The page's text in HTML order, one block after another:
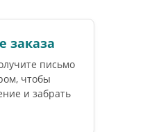
заказа
письмо
чтобы
и забрать